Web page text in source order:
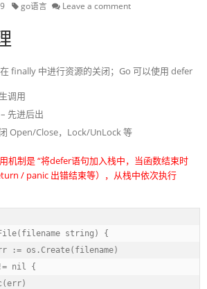
go语言 Leave a comment
finally 中进行资源的关闭；Go 可以使用 defer
调用
先进后出
Open/Close，Lock/UnLock 等
机制是 “将defer语句加入栈中，当函数结束时
/ panic 出错结束等），从栈中依次执行
string) {
:= os.Create(filename)
nil {